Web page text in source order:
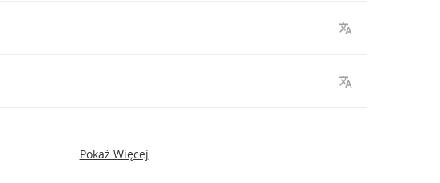
Pokaż Więcej